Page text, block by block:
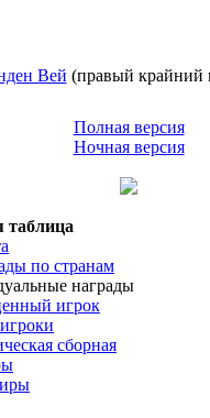
Вей (правый
Полная версия
Ночная версия
таблица
по странам
награды
игрок
сборная